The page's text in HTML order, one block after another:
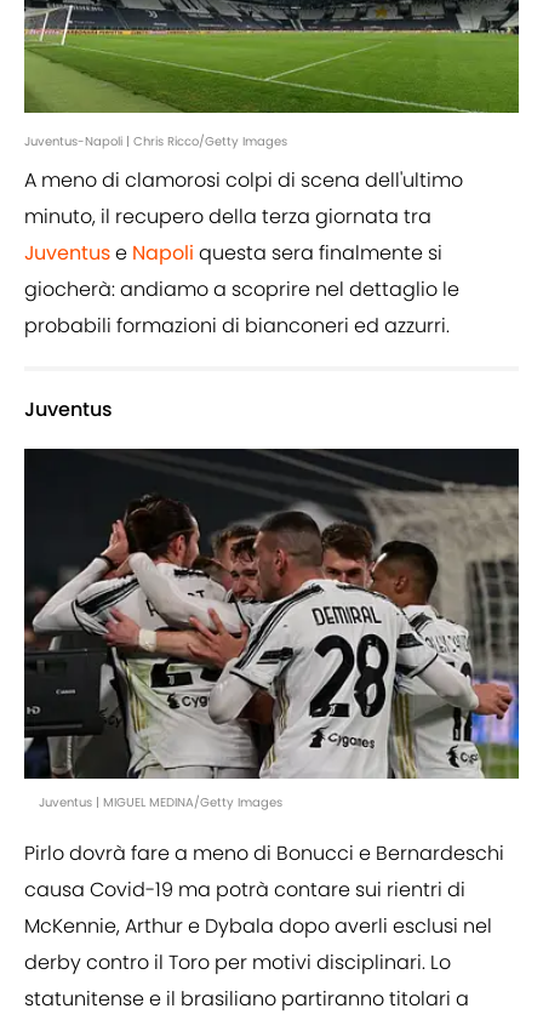
Juventus-Napoli | Chris Ricco/Getty Images
A meno di clamorosi colpi di scena dell'ultimo
minuto, il recupero della terza giornata tra
Juventuse Napoli questa sera finalmente si
giocherà: andiamo a scoprire nel dettaglio le
probabili formazioni di bianconeri ed azzurri.
Juventus
Juventus | MIGUEL MEDINA/Getty Images
Pirlo dovrà fare a meno di Bonucci e Bernardeschi
causa Covid-19 ma potrà contare sui rientri di
McKennie, Arthur e Dybala dopo averli esclusi nel
derby contro il Toro per motivi disciplinari. Lo
statunitense e il brasiliano partiranno titolari a